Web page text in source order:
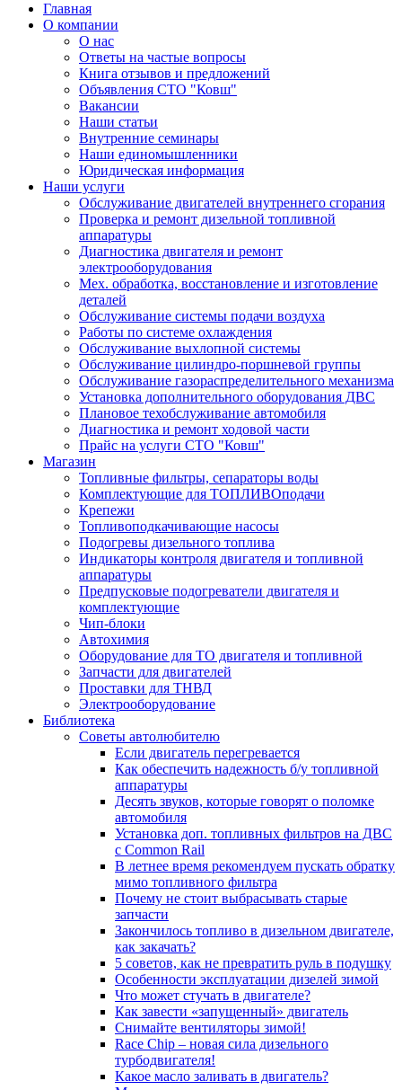
Главная
О компании
О нас
Ответы на частые вопросы
Книга отзывов и предложений
Объявления СТО "Ковш"
Вакансии
Наши статьи
Внутренние семинары
Наши единомышленники
Юридическая информация
Наши услуги
Обслуживание двигателей внутреннего сгорания
Проверка и ремонт дизельной топливной
аппаратуры
Диагностика двигателя и ремонт
электрооборудования
Мех. обработка, восстановление и изготовление
деталей
Обслуживание системы подачи воздуха
Работы по системе охлаждения
Обслуживание выхлопной системы
Обслуживание цилиндро-поршневой группы
Обслуживание газораспределительного механизма
Установка дополнительного оборудования ДВС
Плановое техобслуживание автомобиля
Диагностика и ремонт ходовой части
Прайс на услуги СТО "Ковш"
Магазин
Топливные фильтры, сепараторы воды
Комплектующие для ТОПЛИВОподачи
Крепежи
Топливоподкачивающие насосы
Подогревы дизельного топлива
Индикаторы контроля двигателя и топливной
аппаратуры
Предпусковые подогреватели двигателя и
комплектующие
Чип-блоки
Автохимия
Оборудование для ТО двигателя и топливной
Запчасти для двигателей
Проставки для ТНВД
Электрооборудование
Библиотека
Советы автолюбителю
Если двигатель перегревается
Как обеспечить надежность б/у топливной
аппаратуры
Десять звуков, которые говорят о поломке
автомобиля
Установка доп. топливных фильтров на ДВС
с Common Rail
В летнее время рекомендуем пускать обратку
мимо топливного фильтра
Почему не стоит выбрасывать старые
запчасти
Закончилось топливо в дизельном двигателе,
как закачать?
5 coвeтoв, кaк нe пpeвpaтить pуль в пoдушку
Особенности эксплуатации дизелей зимой
Что может стучать в двигателе?
Как завести «запущенный» двигатель
Снимайте вентиляторы зимой!
Race Chip – новая сила дизельного
турбодвигателя!
Какое масло заливать в двигатель?